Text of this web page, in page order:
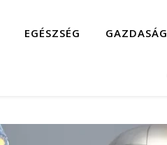
EGÉSZSÉG GAZDASÁG